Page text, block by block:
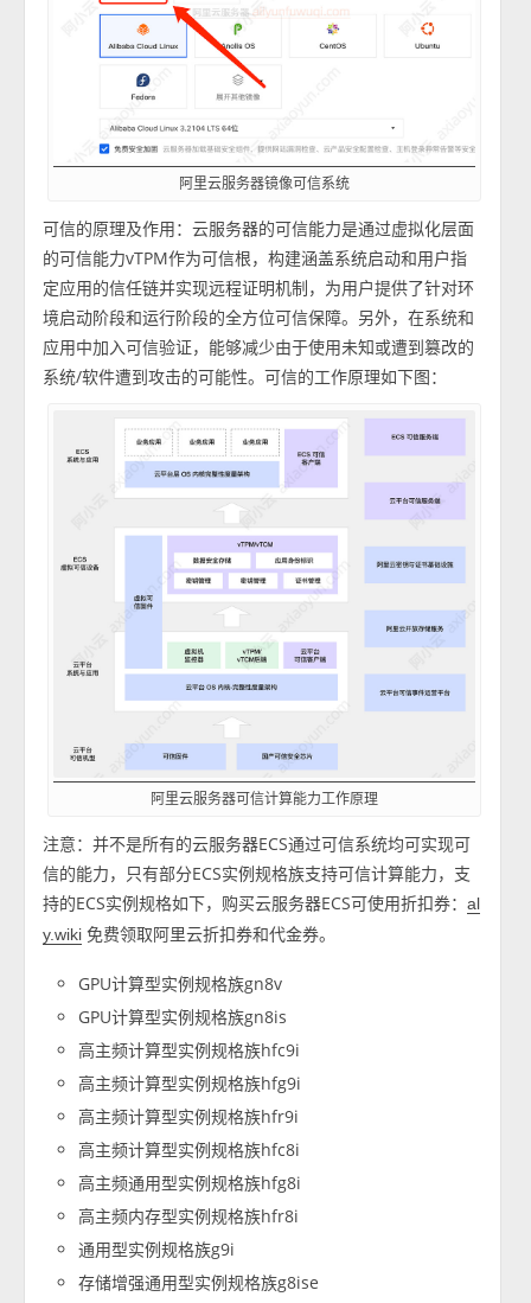
阿里云服务器镜像可信系统
可信的原理及作用：云服务器的可信能力是通过虚拟化层面
的可信能力vTPM作为可信根，构建涵盖系统启动和用户指
定应用的信任链并实现远程证明机制，为用户提供了针对环
境启动阶段和运行阶段的全方位可信保障。另外，在系统和
应用中加入可信验证，能够减少由于使用未知或遭到篡改的
系统/软件遭到攻击的可能性。可信的工作原理如下图：
阿里云服务器可信计算能力工作原理
注意：并不是所有的云服务器ECS通过可信系统均可实现可
信的能力，只有部分ECS实例规格族支持可信计算能力，支
持的ECS实例规格如下，购买云服务器ECS可使用折扣券：al
y.wiki 免费领取阿里云折扣券和代金券。
GPU计算型实例规格族gn8v
GPU计算型实例规格族gn8is
高主频计算型实例规格族hfc9i
高主频计算型实例规格族hfg9i
高主频计算型实例规格族hfr9i
高主频计算型实例规格族hfc8i
高主频通用型实例规格族hfg8i
高主频内存型实例规格族hfr8i
通用型实例规格族g9i
存储增强通用型实例规格族g8ise